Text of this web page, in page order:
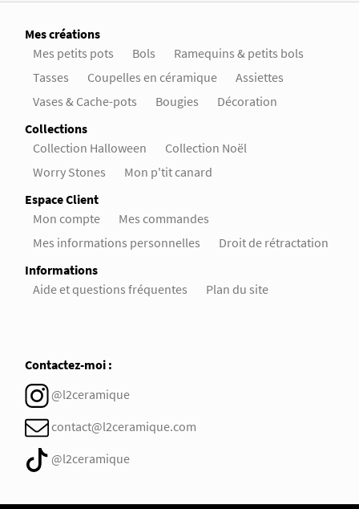
Mes créations
Mes petits pots
Bols
Ramequins & petits bols
Tasses
Coupelles en céramique
Assiettes
Vases & Cache-pots
Bougies
Décoration
Collections
Collection Halloween
Collection Noël
Worry Stones
Mon p'tit canard
Espace Client
Mon compte
Mes commandes
Mes informations personnelles
Droit de rétractation
Informations
Aide et questions fréquentes
Plan du site
Contactez-moi :
@l2ceramique
contact@l2ceramique.com
@l2ceramique